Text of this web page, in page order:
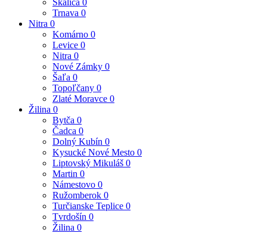
Skalica 0
Trnava 0
Nitra 0
Komárno 0
Levice 0
Nitra 0
Nové Zámky 0
Šaľa 0
Topoľčany 0
Zlaté Moravce 0
Žilina 0
Bytča 0
Čadca 0
Dolný Kubín 0
Kysucké Nové Mesto 0
Liptovský Mikuláš 0
Martin 0
Námestovo 0
Ružomberok 0
Turčianske Teplice 0
Tvrdošín 0
Žilina 0